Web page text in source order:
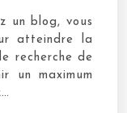
un blog, vous
atteindre la
recherche de
un maximum